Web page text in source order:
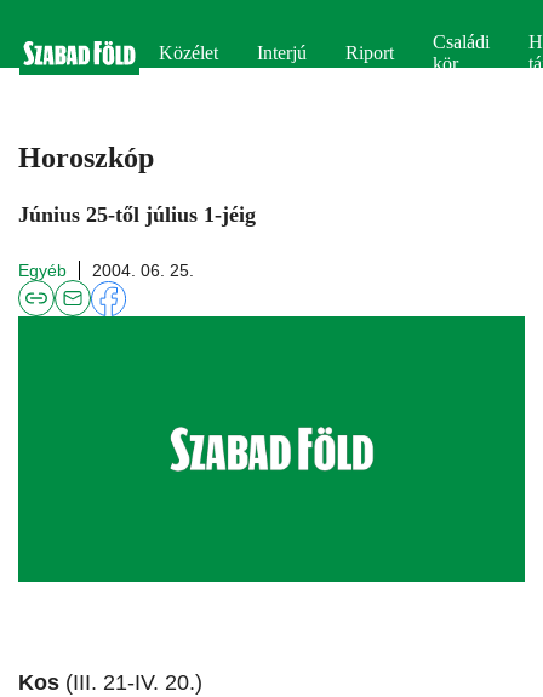
Közélet Interjú Riport
Családi
kör
Horoszkóp
Június 25-től július 1-jéig
Egyéb 2004. 06. 25.
Kos (III. 21-IV. 20.)